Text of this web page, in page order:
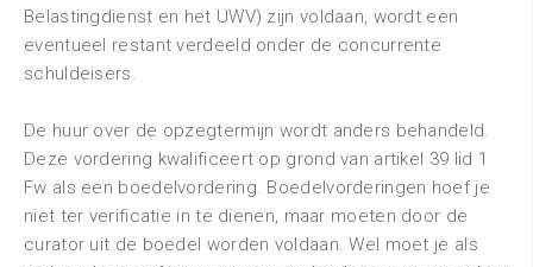
Belastingdienst en het UWV) zijn voldaan, wordt een
eventueel restant verdeeld onder de concurrente
schuldeisers.
De huur over de opzegtermijn wordt anders behandeld.
Deze vordering kwalificeert op grond van artikel 39 lid 1
Fw als een boedelvordering. Boedelvorderingen hoef je
niet ter verificatie in te dienen, maar moeten door de
curator uit de boedel worden voldaan. Wel moet je als